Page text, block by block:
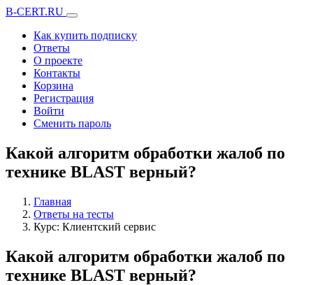
B-CERT.RU
Как купить подписку
Ответы
О проекте
Контакты
Корзина
Регистрация
Войти
Сменить пароль
Какой алгоритм обработки жалоб по
технике BLAST верный?
Главная
Ответы на тесты
Курс: Клиентский сервис
Какой алгоритм обработки жалоб по
технике BLAST верный?